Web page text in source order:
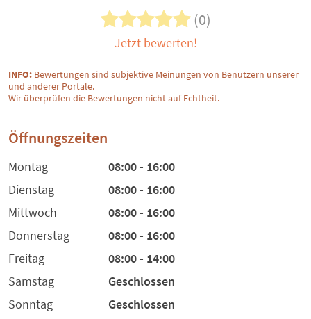
(0)
Jetzt bewerten!
INFO: Bewertungen sind subjektive Meinungen von Benutzern unserer
und anderer Portale.
Wir überprüfen die Bewertungen nicht auf Echtheit.
Öffnungszeiten
Montag
08:00 - 16:00
Dienstag
08:00 - 16:00
Mittwoch
08:00 - 16:00
Donnerstag
08:00 - 16:00
Freitag
08:00 - 14:00
Samstag
Geschlossen
Sonntag
Geschlossen